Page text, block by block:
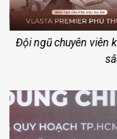
Đội ngũ chuyên viên